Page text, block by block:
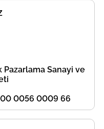
Sanayi ve
0056 0009 66